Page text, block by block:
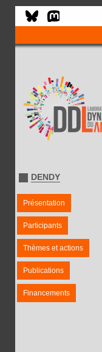
DENDY
Présentation
Participants
Thèmes et actions
Publications
Financements